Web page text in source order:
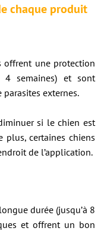
chaque produit
offrent une protection
4 semaines) et sont
externes.
si le chien est
plus, certaines chiens
de l’application.
durée (jusqu’à 8
et offrent un bon